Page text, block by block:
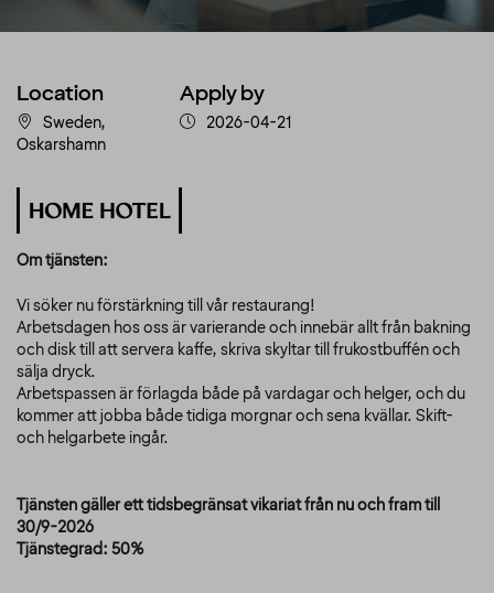
Location
Sweden,
Oskarshamn
Apply by
2026-04-21
Om tjänsten:
Vi söker nu förstärkning till vår restaurang!
Arbetsdagen hos oss är varierande och innebär allt från bakning
och disk till att servera kaffe, skriva skyltar till frukostbuffén och
sälja dryck.
Arbetspassen är förlagda både på vardagar och helger, och du
kommer att jobba både tidiga morgnar och sena kvällar. Skift-
och helgarbete ingår.
Tjänsten gäller ett tidsbegränsat vikariat från nu och fram till
30/9-2026
Tjänstegrad: 50%